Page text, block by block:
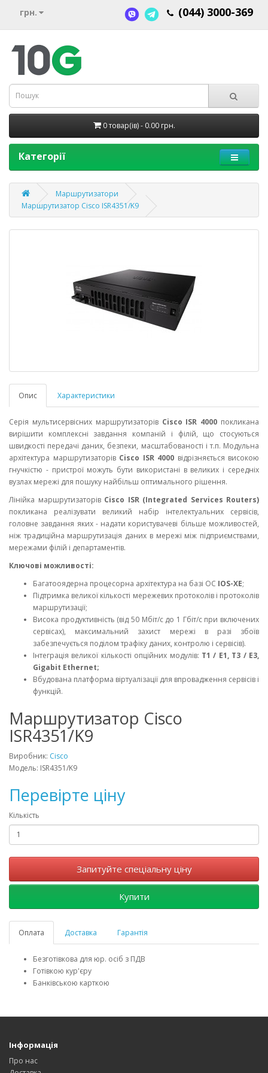
грн. (044) 3000-369
0 товар(ів) - 0.00 грн.
Категорії
Маршрутизатори
Маршрутизатор Cisco ISR4351/K9
Опис Характеристики
Серія мультисервісних маршрутизаторів Cisco ISR 4000 покликана
вирішити комплексні завдання компаній і філій, що стосуються
швидкості передачі даних, безпеки, масштабованості і т.п. Модульна
архітектура маршрутизаторів Cisco ISR 4000 відрізняється високою
гнучкістю - пристрої можуть бути використані в великих і середніх
вузлах мережі для пошуку найбільш оптимального рішення.
Лінійка маршрутизаторів Cisco ISR (Integrated Services Routers)
покликана реалізувати великий набір інтелектуальних сервісів,
головне завдання яких - надати користувачеві більше можливостей,
ніж традиційна маршрутизація даних в мережі між підприємствами,
мережами філій і департаментів.
Ключові можливості:
Багатооядерна процесорна архітектура на базі ОС IOS-XE;
Підтримка великої кількості мережевих протоколів і протоколів
маршрутизації;
Висока продуктивність (від 50 Мбіт/с до 1 Гбіт/с при включених
сервісах), максимальний захист мережі в разі збоїв
забезпечується поділом трафіку даних, контролю і сервісів).
Інтеграція великої кількості опційних модулів: T1 / E1, T3 / E3,
Gigabit Ethernet;
Вбудована платформа віртуалізації для впровадження сервісів і
функцій.
Маршрутизатор Cisco
ISR4351/K9
Виробник: Cisco
Модель: ISR4351/K9
Перевірте ціну
Кількість
Запитуйте спеціальну ціну
Купити
Оплата Доставка Гарантія
Безготівкова для юр. осіб з ПДВ
Готівкою кур'єру
Банківською карткою
Інформація
Про нас